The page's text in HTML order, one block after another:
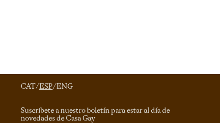
CAT/ESP/ENG
Suscríbete a nuestro boletín para estar al día de
novedades de Casa Gay